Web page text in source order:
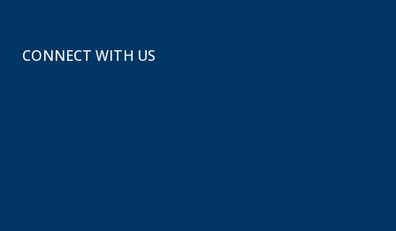
CONNECT WITH US